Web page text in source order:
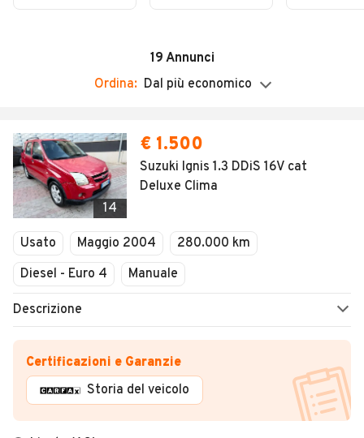
Domenica
19 Annunci
Ordina: Dal più economico
14
€ 1.500
Suzuki Ignis 1.3 DDiS 16V cat
Deluxe Clima
Usato Maggio 2004
280.000 km
Diesel - Euro 4
Manuale
Descrizione
Certificazioni e Garanzie
Storia del veicolo